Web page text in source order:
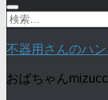
検
不器用さんのハ
おばちゃん